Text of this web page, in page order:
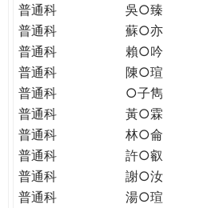
格。r
e
普通科
吳○臻
普通科
蘇○亦
普通科
賴○吟
普通科
陳○瑄
普通科
○子雋
普通科
黃○霖
普通科
林○侖
普通科
許○叡
普通科
謝○汝
普通科
湯○瑄